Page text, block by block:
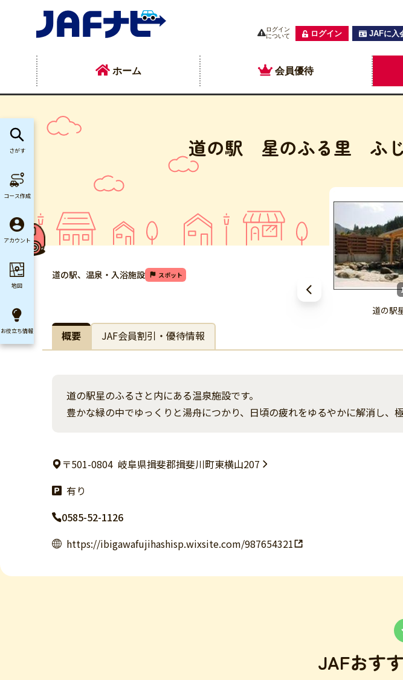
ログイン
について
ログイン JAFに入
ホーム 会員優待
道の駅 星のふる里 ふ
道の駅
道の駅、温泉・入浴施設 スポット
概要 JAF会員割引・優待情報
道の駅星のふるさと内にある温泉施設です。
豊かな緑の中でゆっくりと湯舟につかり、日頃の疲れをゆるやかに解消し、
〒501-0804 岐阜県揖斐郡揖斐川町東横山207
有り
0585-52-1126
https://ibigawafujihashisp.wixsite.com/987654321
JAFおす
さがす
コース作成
アカウント
地図
お役立ち情報